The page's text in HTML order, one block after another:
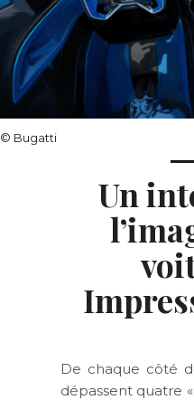
© Bugatti
Un
De chaque côté
dépassent quatre